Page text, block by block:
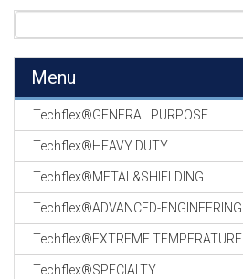
Menu
Techflex®GENERAL PURPOSE
Techflex®HEAVY DUTY
Techflex®METAL&SHIELDING
Techflex®ADVANCED-ENGINEERING
Techflex®EXTREME TEMPERATURE
Techflex®SPECIALTY